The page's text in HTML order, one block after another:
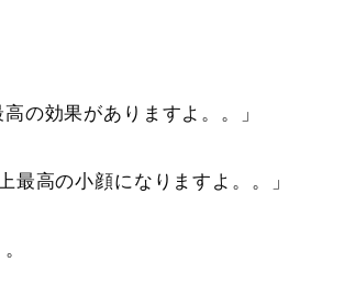
高の効果がありますよ。。」
最高の小顔になりますよ。。」